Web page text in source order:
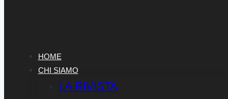
HOME
CHI SIAMO
LA RIVISTA